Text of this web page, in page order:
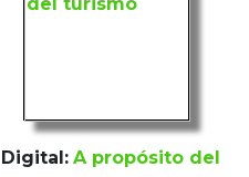
Digital: A propósito del